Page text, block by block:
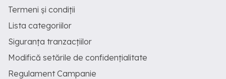
Termeni și condiții
Lista categoriilor
Siguranța tranzacțiilor
Modifică setările de confidențialitate
Regulament Campanie